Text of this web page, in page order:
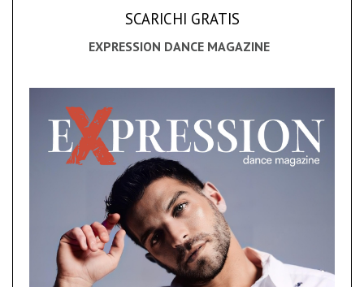
SCARICHI GRATIS
EXPRESSION DANCE MAGAZINE